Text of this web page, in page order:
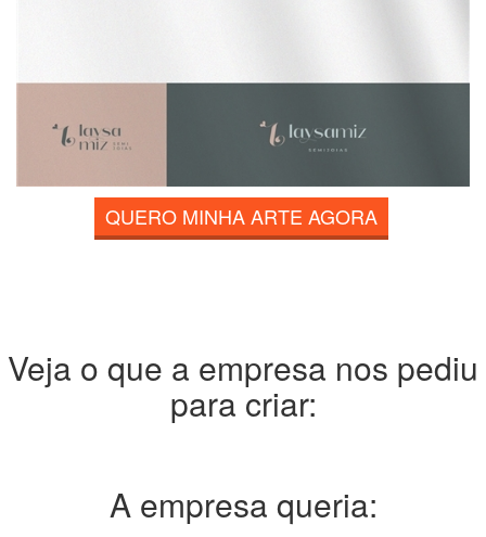
QUERO MINHA ARTE AGORA
Veja o que a empresa nos pediu
para criar:
A empresa queria: